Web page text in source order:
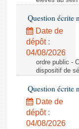
Question écrite
Date de
dépôt :
04/08/2026
ordre public -
dispositif de
Question écrite
Date de
dépôt :
04/08/2026